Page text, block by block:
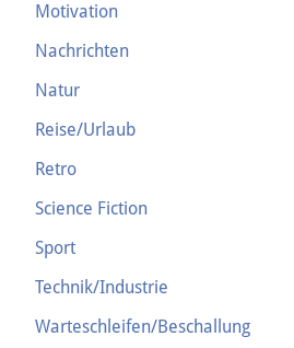
Motivation
Nachrichten
Natur
Reise/Urlaub
Retro
Science Fiction
Sport
Technik/Industrie
Warteschleifen/Beschallung